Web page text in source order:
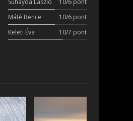
Suhayda László
10/6 pont
Máté Bence
10/6 pont
Keleti Éva
10/7 pont